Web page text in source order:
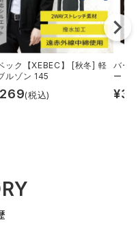
ック【XEBEC】 [秋冬] 軽
ルゾン 145
(税込)
バー
ー
¥